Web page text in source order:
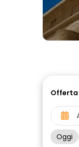
Offerta
Oggi